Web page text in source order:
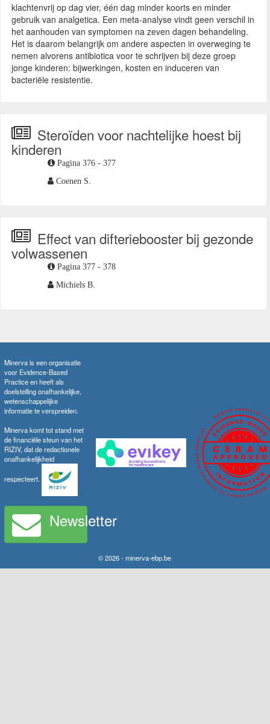
klachtenvrij op dag vier, één dag minder koorts en minder
gebruik van analgetica. Een meta-analyse vindt geen verschil in
het aanhouden van symptomen na zeven dagen behandeling.
Het is daarom belangrijk om andere aspecten in overweging te
nemen alvorens antibiotica voor te schrijven bij deze groep
jonge kinderen: bijwerkingen, kosten en induceren van
bacteriële resistentie.
Steroïden voor nachtelijke hoest bij
kinderen
Pagina 376 - 377
Coenen S.
Effect van difteriebooster bij gezonde
volwassenen
Pagina 377 - 378
Michiels B.
Minerva is een organisatie
voor Evidence-Based
Practice en heeft als
doelstelling onafhankelijke,
wetenschappelijke
informatie te verspreiden.
Minerva komt tot stand met
de financiële steun van het
RIZIV, dat de redactionele
onafhankelijkheid
respecteert.
Newsletter
© 2026 - minerva-ebp.be